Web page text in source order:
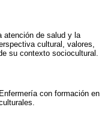
atención de salud y la
cultural, valores,
su contexto sociocultural.
con formación en